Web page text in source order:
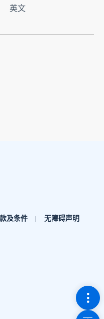
英文
切
回到
及条件 无障碍声明